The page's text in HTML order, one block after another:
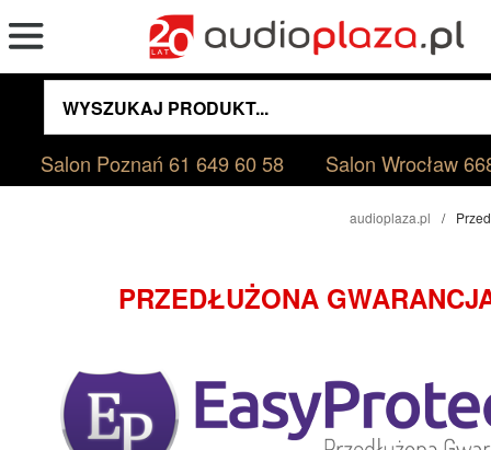
Salon Poznań61 649 60 58 Salon Wrocław
audioplaza.pl
PRZEDŁUŻONA